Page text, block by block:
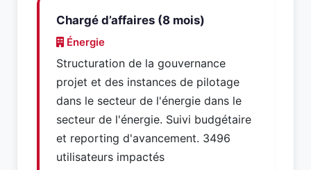
Chargé d’affaires (8 mois)
Énergie
Structuration de la gouvernance
projet et des instances de pilotage
dans le secteur de l'énergie dans le
secteur de l'énergie. Suivi budgétaire
et reporting d'avancement. 3496
utilisateurs impactés